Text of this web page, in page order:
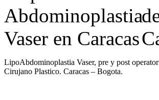
LipoAbdominoplastia Vaser, pre y post
Cirujano Plastico. Caracas – Bogota.